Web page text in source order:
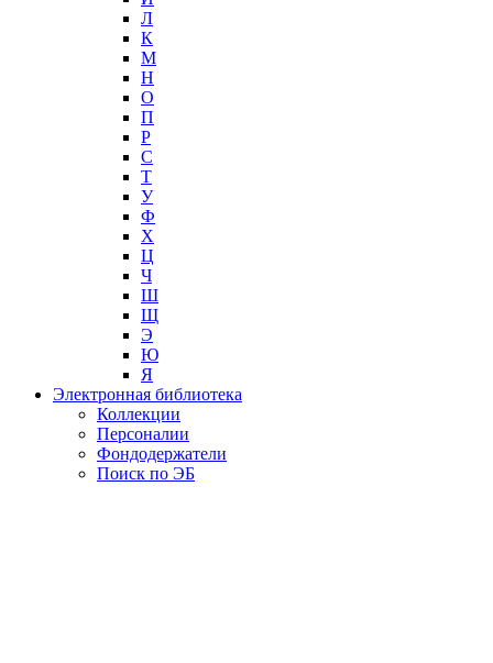
Л
К
М
Н
О
П
Р
С
Т
У
Ф
Х
Ц
Ч
Ш
Щ
Э
Ю
Я
Электронная библиотека
Коллекции
Персоналии
Фондодержатели
Поиск по ЭБ